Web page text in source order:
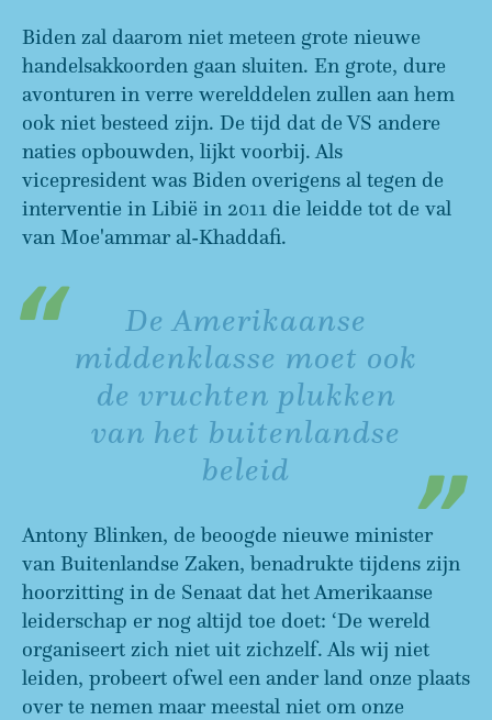
Biden zal daarom niet meteen grote nieuwe
handelsakkoorden gaan sluiten. En grote, dure
avonturen in verre werelddelen zullen aan hem
ook niet besteed zijn. De tijd dat de VS andere
naties opbouwden, lijkt voorbij. Als
vicepresident was Biden overigens al tegen de
interventie in Libië in 2011 die leidde tot de val
van Moe'ammar al-Khaddafi.
De Amerikaanse
middenklasse moet ook
de vruchten plukken
van het buitenlandse
beleid
Antony Blinken, de beoogde nieuwe minister
van Buitenlandse Zaken, benadrukte tijdens zijn
hoorzitting in de Senaat dat het Amerikaanse
leiderschap er nog altijd toe doet: ‘De wereld
organiseert zich niet uit zichzelf. Als wij niet
leiden, probeert ofwel een ander land onze plaats
over te nemen maar meestal niet om onze